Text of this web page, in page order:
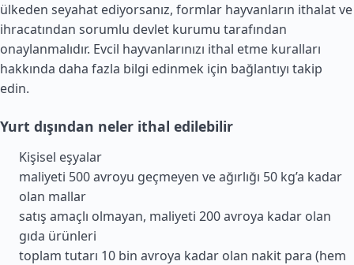
ülkeden seyahat ediyorsanız, formlar hayvanların ithalat ve
ihracatından sorumlu devlet kurumu tarafından
onaylanmalıdır. Evcil hayvanlarınızı ithal etme kuralları
hakkında daha fazla bilgi edinmek için bağlantıyı takip
edin.
Yurt dışından neler ithal edilebilir
Kişisel eşyalar
maliyeti 500 avroyu geçmeyen ve ağırlığı 50 kg’a kadar
olan mallar
satış amaçlı olmayan, maliyeti 200 avroya kadar olan
gıda ürünleri
toplam tutarı 10 bin avroya kadar olan nakit para (hem